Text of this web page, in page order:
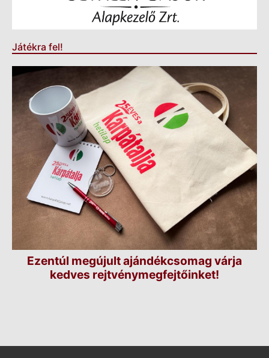
Játékra fel!
Ezentúl megújult ajándékcsomag várja
kedves rejtvénymegfejtőinket!